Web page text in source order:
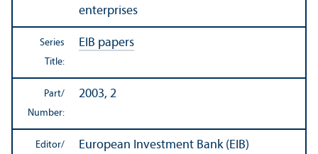
enterprises
Series
Title:
EIB papers
Part/
Number:
2003, 2
Editor/
European Investment Bank (EIB)